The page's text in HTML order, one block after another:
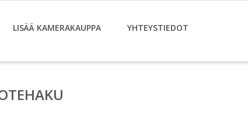
LISÄÄ KAMERAKAUPPA YHTEYSTIEDOT